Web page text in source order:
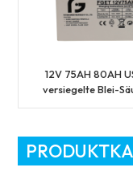
12V 75AH 80AH
versiegelte Blei-